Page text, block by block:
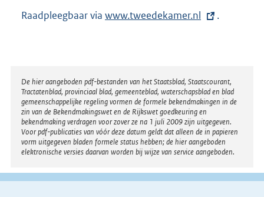
Raadpleegbaar via E
r
n
e
l
i
n
k
www.tweedekamer.nl .
Disclaimer
De hier aangeboden pdf-bestanden van het Staatsblad, Staatscourant,
Tractatenblad, provinciaal blad, gemeenteblad, waterschapsblad en blad
gemeenschappelijke regeling vormen de formele bekendmakingen in de
zin van de Bekendmakingswet en de Rijkswet goedkeuring en
bekendmaking verdragen voor zover ze na 1 juli 2009 zijn uitgegeven.
Voor pdf-publicaties van vóór deze datum geldt dat alleen de in papieren
vorm uitgegeven bladen formele status hebben; de hier aangeboden
elektronische versies daarvan worden bij wijze van service aangeboden.